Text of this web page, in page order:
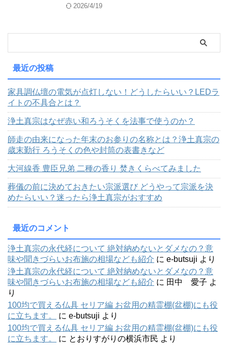
2026/4/19
最近の投稿
家具調仏壇の電気が点灯しない！どうしたらいい？LEDラ
イトの不具合とは？
浄土真宗はなぜ赤い和ろうそくを法事で使うのか？
師走の由来になった年末のお参りの名称とは？浄土真宗の
歳末勤行 ろうそくの色や封筒の表書きなど
大河線香 豊臣兄弟 二種の香り 焚きくらべてみました
葬儀の前に決めておきたい宗派選び どうやって宗派を決
めたらいい？迷ったら浄土真宗がおすすめ
最近のコメント
浄土真宗の永代経について 絶対納めないとダメなの？意
味や聞きづらいお布施の相場なども紹介 に e-butsuji より
浄土真宗の永代経について 絶対納めないとダメなの？意
味や聞きづらいお布施の相場なども紹介 に 田中 愛子 よ
り
100均で買える仏具 セリア編 お盆用の精霊棚(盆棚)にも役
に立ちます。
に e-butsuji より
100均で買える仏具 セリア編 お盆用の精霊棚(盆棚)にも役
に立ちます。
に とおりすがりの横浜市民 より